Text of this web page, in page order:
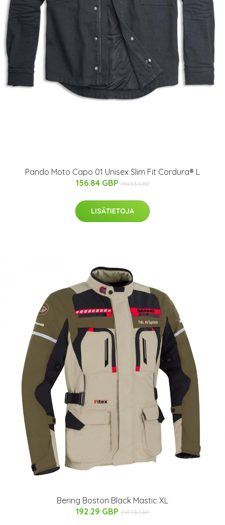
Pando Moto Capo 01 Unisex Slim Fit Cordura® L
156.84 GBP 184.53 GBP
LISÄTIETOJA
Bering Boston Black Mastic XL
192.29 GBP 213.73 GBP